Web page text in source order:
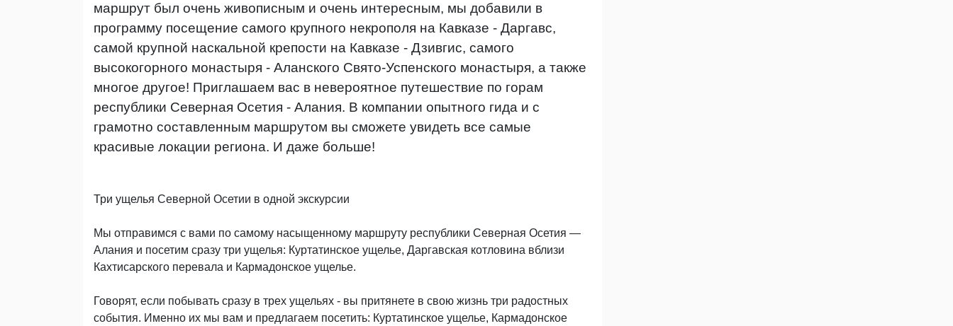
маршрут был очень живописным и очень интересным, мы добавили в
программу посещение самого крупного некрополя на Кавказе - Даргавс,
самой крупной наскальной крепости на Кавказе - Дзивгис, самого
высокогорного монастыря - Аланского Свято-Успенского монастыря, а также
многое другое! Приглашаем вас в невероятное путешествие по горам
республики Северная Осетия - Алания. В компании опытного гида и с
грамотно составленным маршрутом вы сможете увидеть все самые
красивые локации региона. И даже больше!
Три ущелья Северной Осетии в одной экскурсии
Мы отправимся с вами по самому насыщенному маршруту республики Северная Осетия —
Алания и посетим сразу три ущелья: Куртатинское ущелье, Даргавская котловина вблизи
Кахтисарского перевала и Кармадонское ущелье.
Говорят, если побывать сразу в трех ущельях - вы притянете в свою жизнь три радостных
события. Именно их мы вам и предлагаем посетить: Куртатинское ущелье, Кармадонское